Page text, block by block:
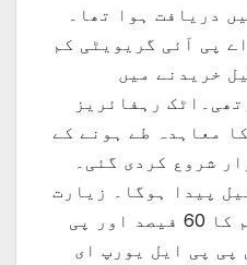
تیل ستمبر 2018 میں دریافت ہوا تھا۔
پی آئی گریویٹی کم
خریدنے میں
رہفائریز
معاہدہ طے ہونے کے
شروع کردی گئی۔
خام تیل پیدا ہوگا۔ زیارت
بلاک میں مرہ پیٹرولیم کا 60 فیصد اور پی
پی پی ایل یورپ ای